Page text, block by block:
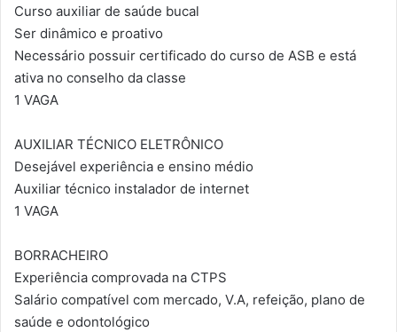
Curso auxiliar de saúde bucal
Ser dinâmico e proativo
Necessário possuir certificado do curso de ASB e está
ativa no conselho da classe
1 VAGA
AUXILIAR TÉCNICO ELETRÔNICO
Desejável experiência e ensino médio
Auxiliar técnico instalador de internet
1 VAGA
BORRACHEIRO
Experiência comprovada na CTPS
Salário compatível com mercado, V.A, refeição, plano de
saúde e odontológico